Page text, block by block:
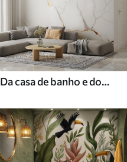
Da casa de banho e do